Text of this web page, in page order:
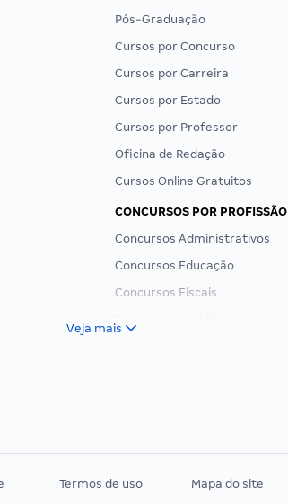
Pós-Graduação
Cursos por Concurso
Cursos por Carreira
Cursos por Estado
Cursos por Professor
Oficina de Redação
Cursos Online Gratuitos
CONCURSOS POR PROFISSÃO
Concursos Administrativos
Concursos Educação
Concursos Fiscais
Residência Multiprofissional
Veja mais
Termos de uso Mapa do site